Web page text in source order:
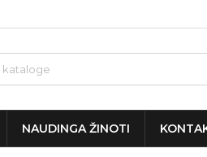
NAUDINGA ŽINOTI